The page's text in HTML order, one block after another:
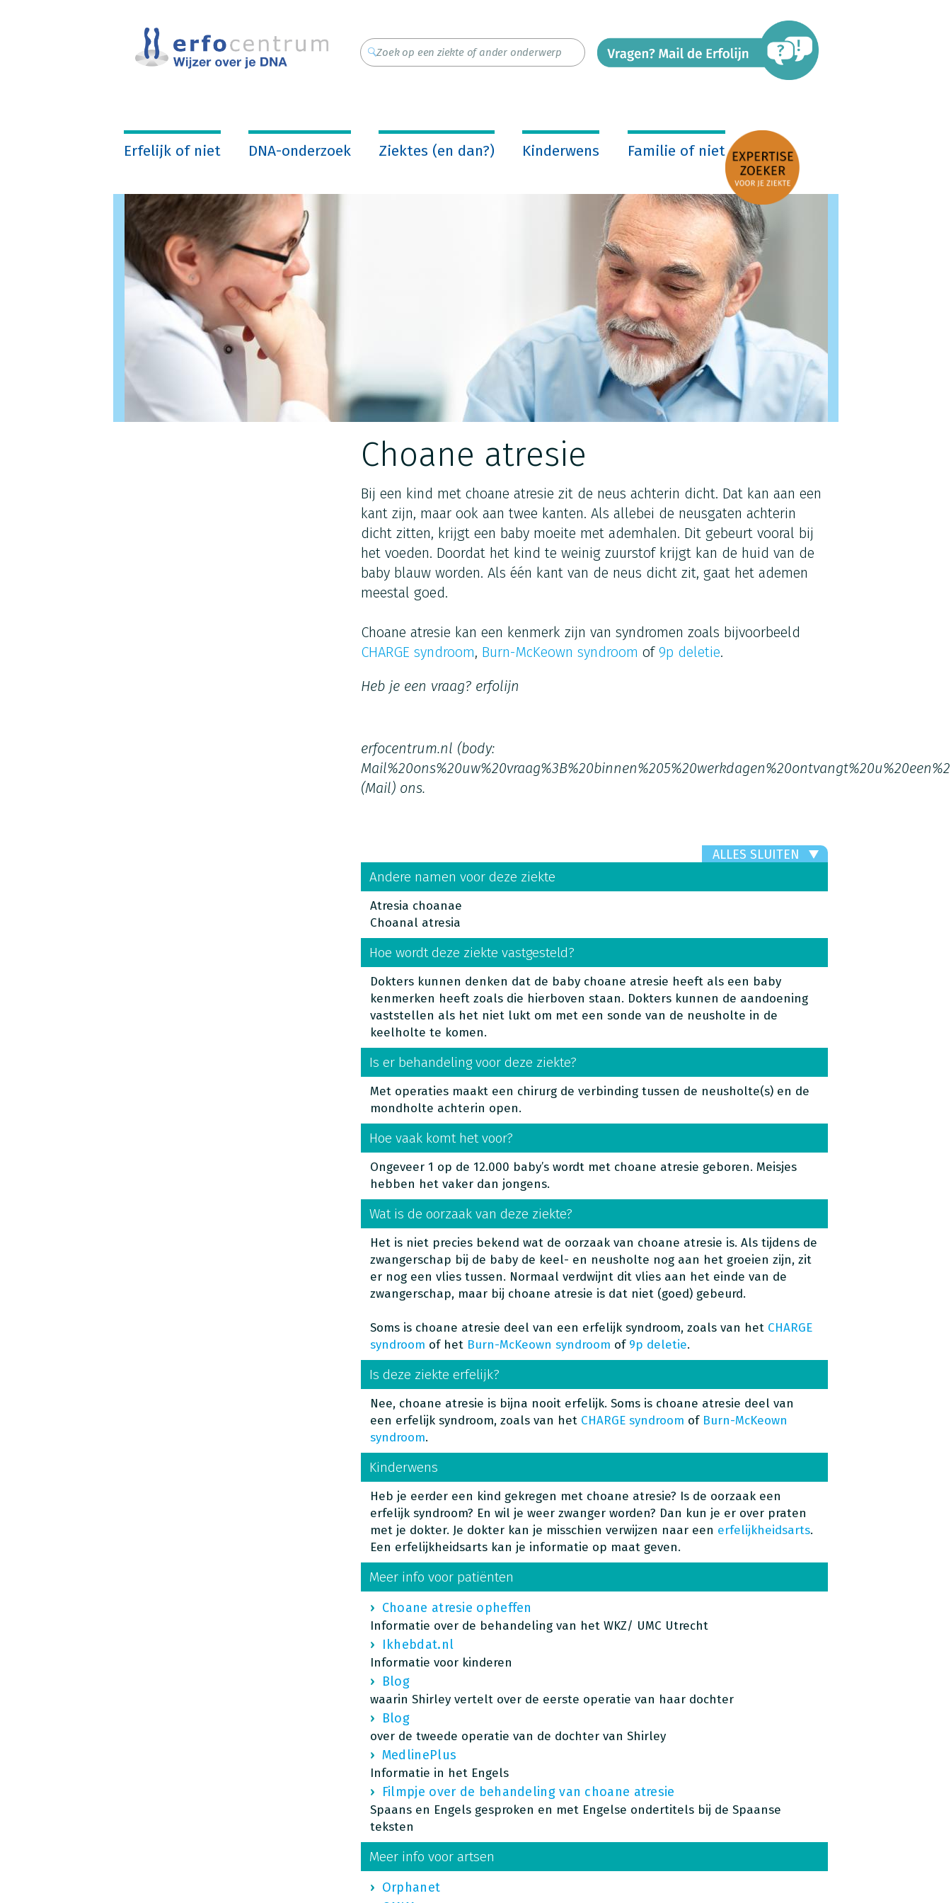
Erfelijk of niet DNA-onderzoek Ziektes (en dan?) Kinderwens Familie of niet
Choane atresie
Bij een kind met choane atresie zit de neus achterin dicht. Dat kan aan een
kant zijn, maar ook aan twee kanten. Als allebei de neusgaten achterin
dicht zitten, krijgt een baby moeite met ademhalen. Dit gebeurt vooral bij
het voeden. Doordat het kind te weinig zuurstof krijgt kan de huid van de
baby blauw worden. Als één kant van de neus dicht zit, gaat het ademen
meestal goed.
Choane atresie kan een kenmerk zijn van syndromen zoals bijvoorbeeld
CHARGE syndroom, Burn-McKeown syndroom of 9p deletie.
Heb je een vraag? erfolijn
erfocentrum.nl (body:
(Mail)ons.
ALLES SLUITEN
Andere namen voor deze ziekte
Atresia choanae
Choanal atresia
Hoe wordt deze ziekte vastgesteld?
Dokters kunnen denken dat de baby choane atresie heeft als een baby
kenmerken heeft zoals die hierboven staan. Dokters kunnen de aandoening
vaststellen als het niet lukt om met een sonde van de neusholte in de
keelholte te komen.
Is er behandeling voor deze ziekte?
Met operaties maakt een chirurg de verbinding tussen de neusholte(s) en de
mondholte achterin open.
Hoe vaak komt het voor?
Ongeveer 1 op de 12.000 baby’s wordt met choane atresie geboren. Meisjes
hebben het vaker dan jongens.
Wat is de oorzaak van deze ziekte?
Het is niet precies bekend wat de oorzaak van choane atresie is. Als tijdens de
zwangerschap bij de baby de keel- en neusholte nog aan het groeien zijn, zit
er nog een vlies tussen. Normaal verdwijnt dit vlies aan het einde van de
zwangerschap, maar bij choane atresie is dat niet (goed) gebeurd.
Soms is choane atresie deel van een erfelijk syndroom, zoals van het CHARGE
syndroom of het Burn-McKeown syndroom of 9p deletie.
Is deze ziekte erfelijk?
Nee, choane atresie is bijna nooit erfelijk. Soms is choane atresie deel van
een erfelijk syndroom, zoals van het CHARGE syndroom of Burn-McKeown
syndroom.
Kinderwens
Heb je eerder een kind gekregen met choane atresie? Is de oorzaak een
erfelijk syndroom? En wil je weer zwanger worden? Dan kun je er over praten
met je dokter. Je dokter kan je misschien verwijzen naar een erfelijkheidsarts.
Een erfelijkheidsarts kan je informatie op maat geven.
Meer info voor patiënten
Choane atresie opheffen
Informatie over de behandeling van het WKZ/ UMC Utrecht
Ikhebdat.nl
Informatie voor kinderen
Blog
waarin Shirley vertelt over de eerste operatie van haar dochter
Blog
over de tweede operatie van de dochter van Shirley
MedlinePlus
Informatie in het Engels
Filmpje over de behandeling van choane atresie
Spaans en Engels gesproken en met Engelse ondertitels bij de Spaanse
teksten
Meer info voor artsen
Orphanet